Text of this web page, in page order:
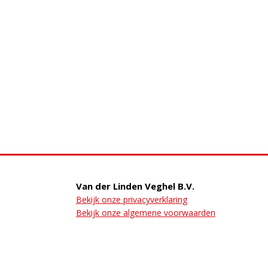
Van der Linden Veghel B.V.
Bekijk onze privacyverklaring
Bekijk onze algemene voorwaarden